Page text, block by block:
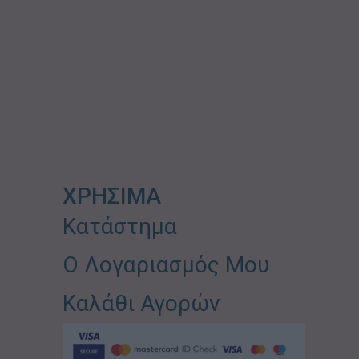
ΧΡΗΣΙΜΑ
Κατάστημα
Ο Λογαριασμός Μου
Καλάθι Αγορών